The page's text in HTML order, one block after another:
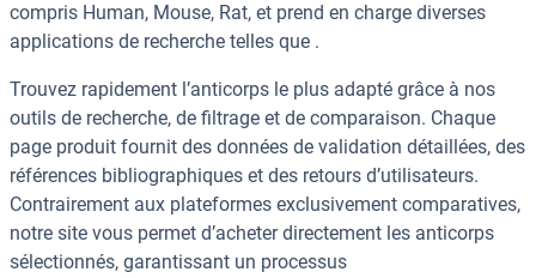
compris Human, Mouse, Rat, et prend en charge diverses
applications de recherche telles que .
Trouvez rapidement l’anticorps le plus adapté grâce à nos
outils de recherche, de filtrage et de comparaison. Chaque
page produit fournit des données de validation détaillées, des
références bibliographiques et des retours d’utilisateurs.
Contrairement aux plateformes exclusivement comparatives,
notre site vous permet d’acheter directement les anticorps
sélectionnés, garantissant un processus